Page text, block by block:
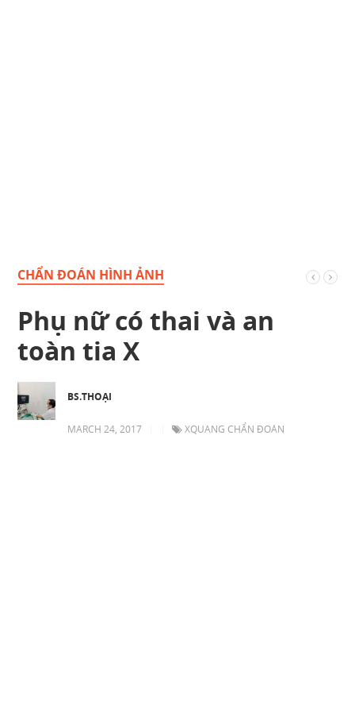
CHẨN ĐOÁN HÌNH ẢNH
Phụ nữ có thai và an
toàn tia X
BS.THOẠI
MARCH 24, 2017 XQUANG CHẨN ĐOÁN